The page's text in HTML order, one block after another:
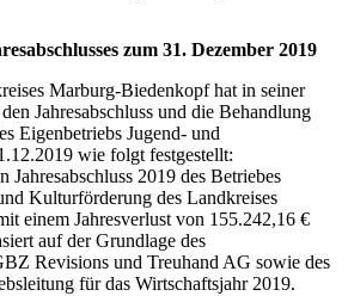
zum 31. Dezember 2019
Marburg-Biedenkopf hat in seiner
Jahresabschluss und die Behandlung
Eigenbetriebs Jugend- und
wie folgt festgestellt:
Jahresabschluss 2019 des Betriebes
Kulturförderung des Landkreises
einem Jahresverlust von 155.242,16 €
auf der Grundlage des
Revisions und Treuhand AG sowie des
für das Wirtschaftsjahr 2019.